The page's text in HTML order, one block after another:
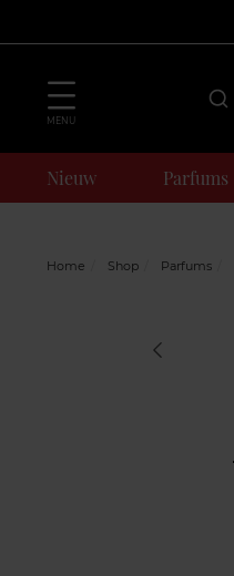
MENU
Nieuw Parfums
Home Shop Parfums